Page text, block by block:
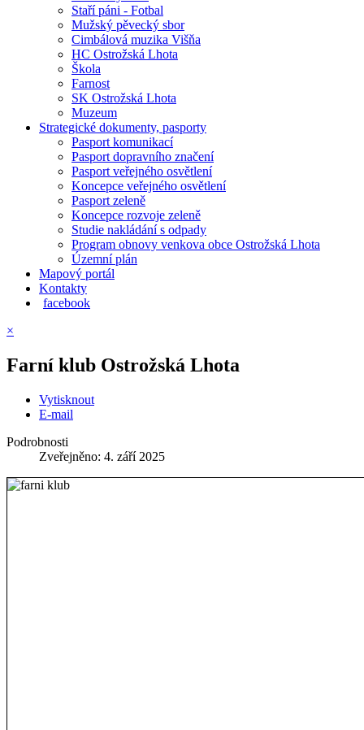
Staří páni - Fotbal
Mužský pěvecký sbor
Cimbálová muzika Višňa
HC Ostrožská Lhota
Škola
Farnost
SK Ostrožská Lhota
Muzeum
Strategické dokumenty, pasporty
Pasport komunikací
Pasport dopravního značení
Pasport veřejného osvětlení
Koncepce veřejného osvětlení
Pasport zeleně
Koncepce rozvoje zeleně
Studie nakládání s odpady
Program obnovy venkova obce Ostrožská Lhota
Územní plán
Mapový portál
Kontakty
facebook
×
Farní klub Ostrožská Lhota
Vytisknout
E-mail
Podrobnosti
Zveřejněno: 4. září 2025